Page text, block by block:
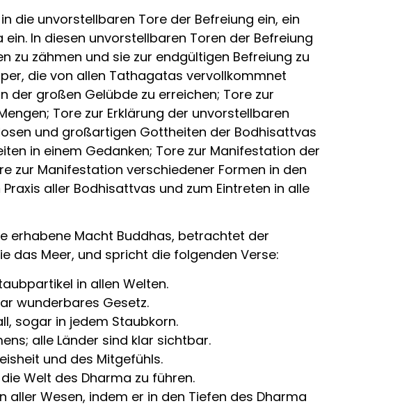
die unvorstellbaren Tore der Befreiung ein, ein
In diesen unvorstellbaren Toren der Befreiung
zu zähmen und sie zur endgültigen Befreiung zu
die von allen Tathagatas vervollkommnet
der großen Gelübde zu erreichen; Tore zur
Tore zur Erklärung der unvorstellbaren
und großartigen Gottheiten der Bodhisattvas
in einem Gedanken; Tore zur Manifestation der
zur Manifestation verschiedener Formen in den
aller Bodhisattvas und zum Eintreten in alle
erhabene Macht Buddhas, betrachtet der
das Meer, und spricht die folgenden Verse:
in allen Welten.
wunderbares Gesetz.
sogar in jedem Staubkorn.
alle Länder sind klar sichtbar.
und des Mitgefühls.
Welt des Dharma zu führen.
Wesen, indem er in den Tiefen des Dharma